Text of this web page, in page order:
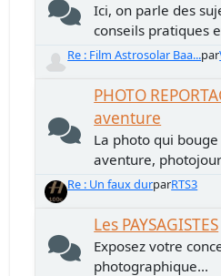
Ici, on parle des
conseils pratiques
Re : Film Astrosolar Baa...par
PHOTO
aventure
La photo qui
aventure,
Re : Un faux durparRTS3
Les PAYSAGISTES
Exposez votre
photographique...